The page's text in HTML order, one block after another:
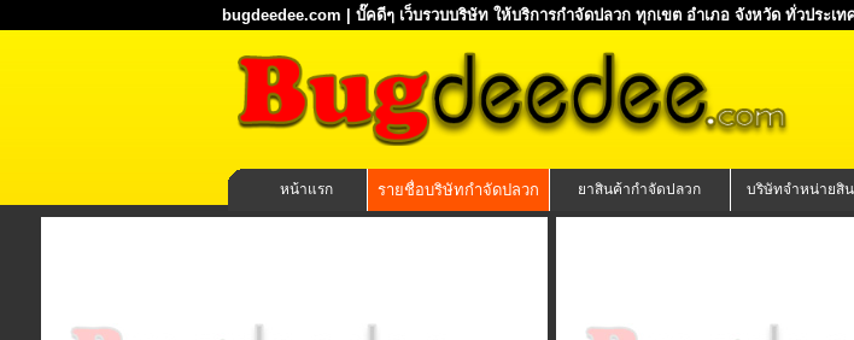
bugdeedee.com | บั๊คดีๆ เว็บรวบบริษัท ให้บริการกำจัดปลวก ทุกเขต อำเภอ จังหวัด ทั่วประเท
หน้าแรก รายชื่อบริษัทกำจัดปลวก ยาสินค้ากำจัดปลวก บริษัทจำหน่ายสิ